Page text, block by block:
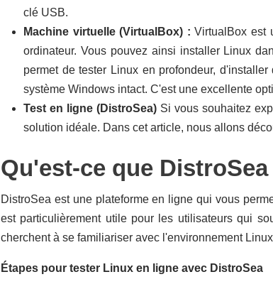
clé USB.
Machine virtuelle (VirtualBox) : VirtualBox est
ordinateur. Vous pouvez ainsi installer Linux
permet de tester Linux en profondeur,
système Windows intact. C'est une excellente
Test en ligne (DistroSea)Si vous souhaitez
solution idéale. Dans cet article, nous allons
Qu'est-ce que DistroSea
DistroSea est une plateforme en ligne qui vous
est particulièrement utile pour les utilisateurs qui
cherchent à se familiariser avec l'environnement
Étapes pour tester Linux en ligne avec DistroSea